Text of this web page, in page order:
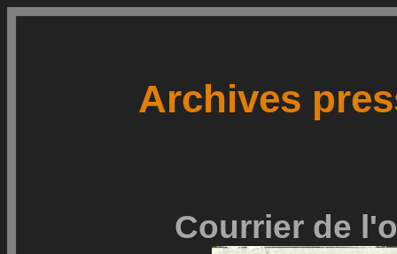
Archives
Courrier de